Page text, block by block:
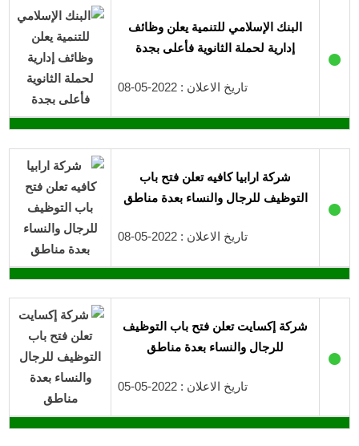
●
البنك الإسلامي للتنمية يعلن وظائف
إدارية لحملة الثانوية فأعلى بجدة
تاريخ الاعلان : 2022-05-08
●
شركة ارابيا كافيه تعلن فتح باب
التوظيف للرجال والنساء بعدة مناطق
تاريخ الاعلان : 2022-05-08
●
شركة إكسايت تعلن فتح باب التوظيف
للرجال والنساء بعدة مناطق
تاريخ الاعلان : 2022-05-05